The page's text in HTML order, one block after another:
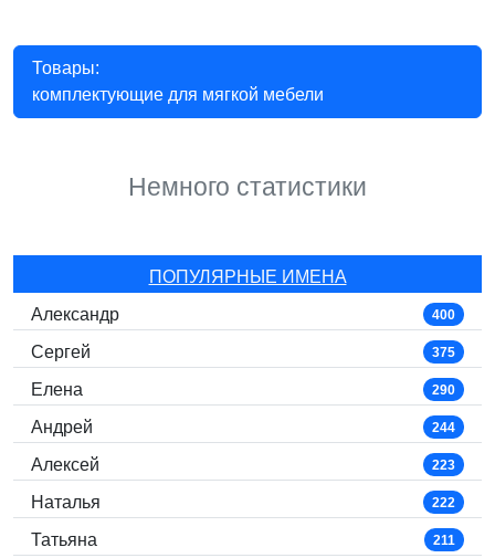
Товары:
комплектующие для мягкой мебели
Немного статистики
ПОПУЛЯРНЫЕ ИМЕНА
Александр
400
Сергей 375
Елена 290
Андрей 244
Алексей 223
Наталья 222
Татьяна 211